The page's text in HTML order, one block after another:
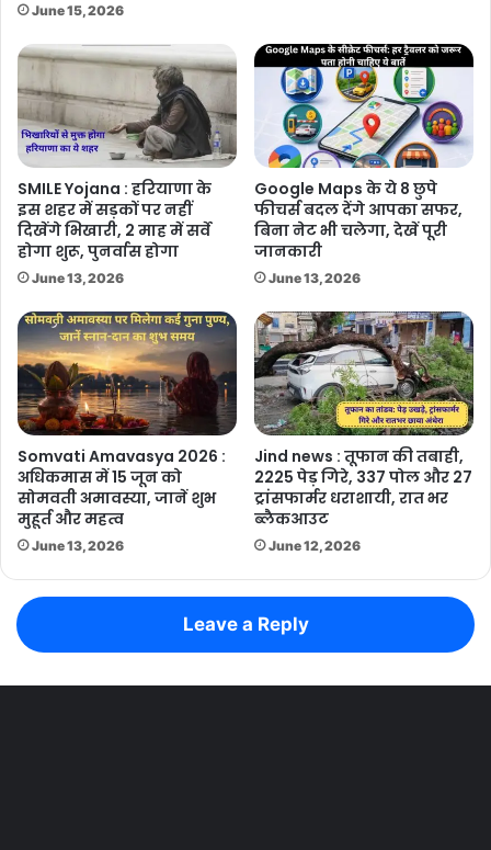
June 15, 2026
SMILE Yojana : हरियाणा के
इस शहर में सड़कों पर नहीं
दिखेंगे भिखारी, 2 माह में सर्वे
होगा शुरू, पुनर्वास होगा
June 13, 2026
Google Maps के ये 8 छुपे
फीचर्स बदल देंगे आपका सफर,
बिना नेट भी चलेगा, देखें पूरी
जानकारी
June 13, 2026
Somvati Amavasya 2026 :
अधिकमास में 15 जून को
सोमवती अमावस्या, जानें शुभ
मुहूर्त और महत्व
June 13, 2026
Jind news : तूफान की तबाही,
2225 पेड़ गिरे, 337 पोल और 27
ट्रांसफार्मर धराशायी, रात भर
ब्लैकआउट
June 12, 2026
Leave a Reply